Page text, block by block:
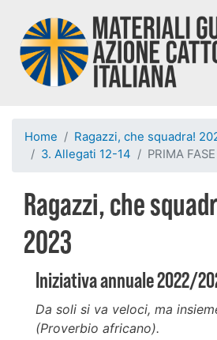
Home
Ragazzi, che squadra!
3. Allegati 12-14
PRIMA FASE
Ragazzi, che
2023
Iniziativa annuale 2022/
Da soli si va veloci, ma
(Proverbio africano).